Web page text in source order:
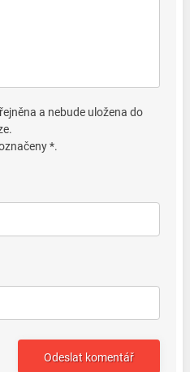
a nebude uložena do
*.